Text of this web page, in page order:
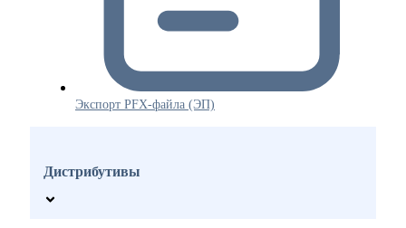
Экспорт PFX-файла (ЭП)
Дистрибутивы